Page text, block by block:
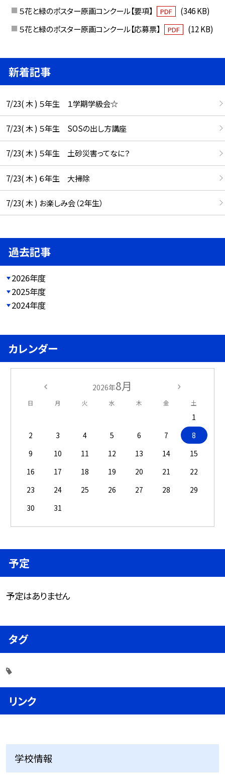
５花と緑のポスター原画コンクール【要項】 PDF
(346 KB)
５花と緑のポスター原画コンクール【応募票】
PDF (12 KB)
新着記事
7/23( 木 ) ５年生 １学期学級会☆
7/23( 木 ) ５年生 SOSの出し方講座
7/23( 木 ) ５年生 土砂災害ってなに？
7/23( 木 ) ６年生 大掃除
7/23( 木 ) お楽しみ会（２年生）
過去記事
2026年度
2025年度
2024年度
カレンダー
2026年8月
日 月 火 水 木 金 土
1
2
3 4 5 6 7
8
9
10 11 12 13 14
15
16
17 18 19 20 21
22
23
24 25 26 27 28
29
30
31
予定
予定はありません
タグ
リンク
学校情報